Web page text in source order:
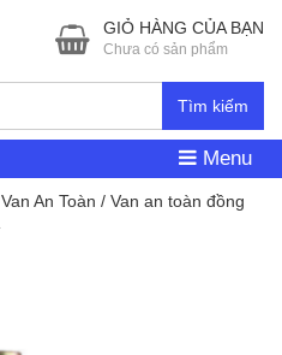
Tìm kiếm
GIỎ HÀNG CỦA BẠN
Chưa có sản phẩm
Menu
Van An Toàn / Van an toàn đồng